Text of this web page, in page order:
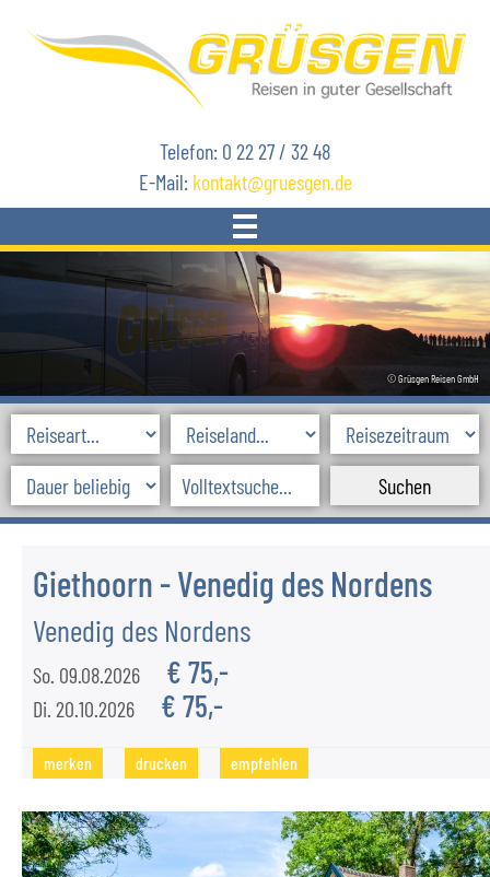
Telefon: 0 22 27 / 32 48
E-Mail: kontakt gruesgen.de
START
REISEN
AKTUELLES
SKIREISEN
GRUPPEN/VEREINE
SCHÜLERGRUPPEN
SERVICE
Komfort an Bord
Kataloganforderung
© Grüsgen Reisen GmbH
Giethoorn - Venedig des Nordens
Venedig des Nordens
So. 09.08.2026 € 75,-
Di. 20.10.2026 € 75,-
merken drucken empfehlen